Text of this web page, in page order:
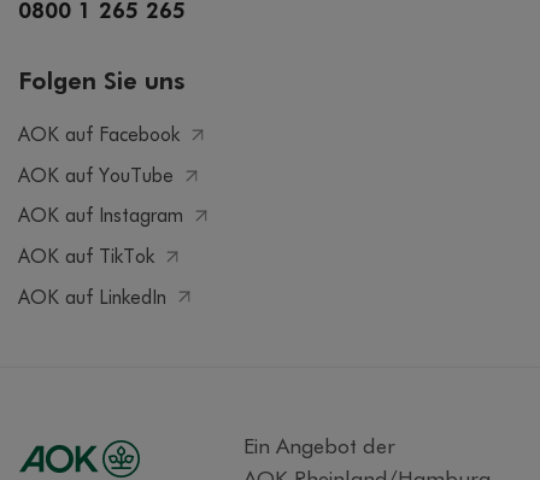
0800 1 265 265
Folgen Sie uns
AOK auf Facebook
AOK auf YouTube
AOK auf Instagram
AOK auf TikTok
AOK auf LinkedIn
Ein Angebot der